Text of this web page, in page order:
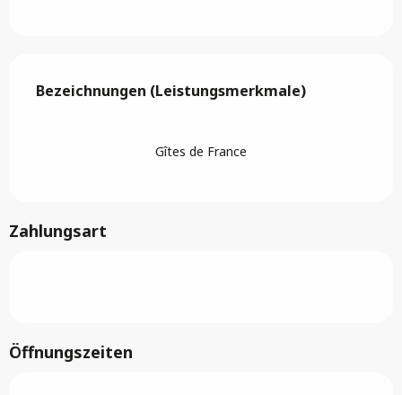
Bezeichnungen (Leistungsmerkmale)
Bezeichnungen (Leistungsmerkmale)
Gîtes de France
Zahlungsart
Öffnungszeiten